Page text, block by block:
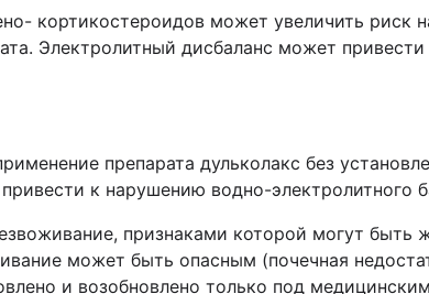
кортикостероидов может увеличить риск
Электролитный дисбаланс может
препарата дульколакс без
к нарушению водно-электролитного
признаками которой могут быть
может быть опасным (почечная
и возобновлено только под